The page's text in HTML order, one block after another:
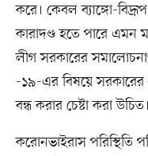
করে। কেবল ব্যাঙ্গো-
কারাদণ্ড হতে পারে এমন
লীগ সরকারের
-১৯-এর বিষয়ে সরকারের
বন্ধ করার চেষ্টা করা
করোনভাইরাস পরিস্থিতি